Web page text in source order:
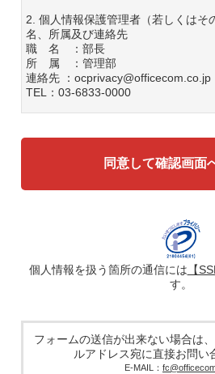
2. 個人情報保護管理者（若しくはそ
名、所属及び連絡先
職 名 ：部長
所 属 ：管理部
連絡先 ：ocprivacy@officecom.co.jp
TEL：03-6833-0000
各種お問い合わせ対応のため
広告配信の効率化、マーケティング
を、ハッシュ化などの適切なセキュ
で、広告配信サービス提供事業者に
す。提供した個人情報は、広告配信
ライバシーポリシーに基づき取り扱
5. 個人情報の取り扱い業務の委託
場合があります。その際、弊社は、
きる管理体制を敷き実行しているこ
厳選したうえで、機密保持契約を委
個人情報を厳密に管理させます。
同意して確認画面
個人情報を扱う箇所の通信には 【
す。
フォームの送信が出来ない場合は
ルアドレス宛に直接お問い
E-MAIL：